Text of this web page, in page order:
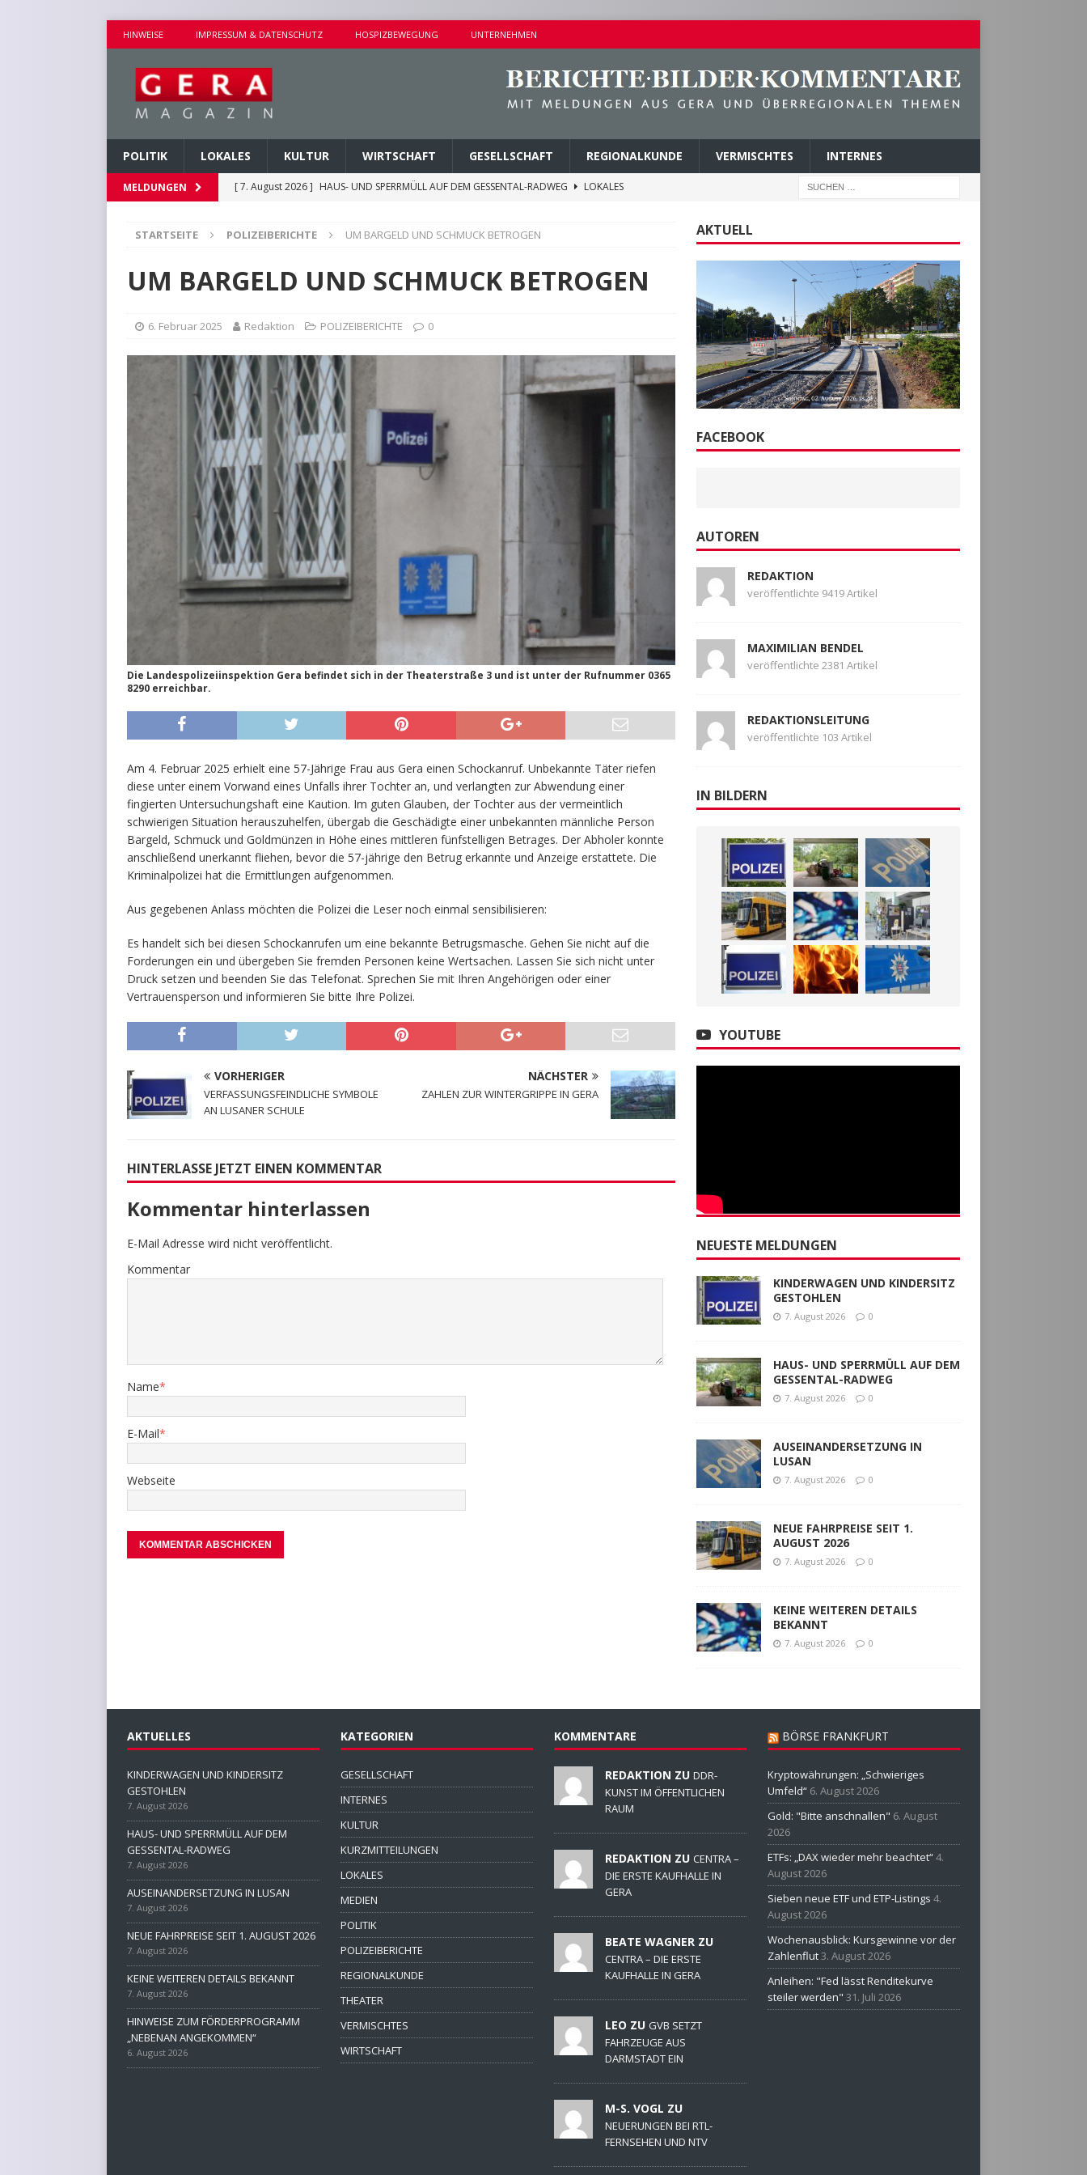
HINWEISE IMPRESSUM & DATENSCHUTZ HOSPIZBEWEGUNG UNTERNEHMEN
POLITIK LOKALES KULTUR WIRTSCHAFT GESELLSCHAFT REGIONALKUNDE VERMISCHTES INTERNES
MELDUNGEN [ 7. August 2026 ] HAUS- UND SPERRMÜLL AUF DEM GESSENTAL-RADWEG
LOKALES
[ 7. August 2026 ]
NEUE FAHRPREISE SEIT 1. AUGUST 2026
LOKALES
[ 7. August 2026 ] KEINE WEITEREN DETAILS BEKANNT
VERMISCHTES
STARTSEITE POLIZEIBERICHTE UM BARGELD UND SCHMUCK BETROGEN
UM BARGELD UND SCHMUCK BETROGEN
6. Februar 2025 Redaktion POLIZEIBERICHTE 0
Die Landespolizeiinspektion Gera befindet sich in der Theaterstraße 3 und ist unter der Rufnummer 0365
8290 erreichbar.
Am 4. Februar 2025 erhielt eine 57-Jährige Frau aus Gera einen Schockanruf. Unbekannte Täter riefen
diese unter einem Vorwand eines Unfalls ihrer Tochter an, und verlangten zur Abwendung einer
fingierten Untersuchungshaft eine Kaution. Im guten Glauben, der Tochter aus der vermeintlich
schwierigen Situation herauszuhelfen, übergab die Geschädigte einer unbekannten männliche Person
Bargeld, Schmuck und Goldmünzen in Höhe eines mittleren fünfstelligen Betrages. Der Abholer konnte
anschließend unerkannt fliehen, bevor die 57-jährige den Betrug erkannte und Anzeige erstattete. Die
Kriminalpolizei hat die Ermittlungen aufgenommen.
Aus gegebenen Anlass möchten die Polizei die Leser noch einmal sensibilisieren:
Es handelt sich bei diesen Schockanrufen um eine bekannte Betrugsmasche. Gehen Sie nicht auf die
Forderungen ein und übergeben Sie fremden Personen keine Wertsachen. Lassen Sie sich nicht unter
Druck setzen und beenden Sie das Telefonat. Sprechen Sie mit Ihren Angehörigen oder einer
Vertrauensperson und informieren Sie bitte Ihre Polizei.
VORHERIGER
VERFASSUNGSFEINDLICHE SYMBOLE
AN LUSANER SCHULE
NÄCHSTER
ZAHLEN ZUR WINTERGRIPPE IN GERA
HINTERLASSE JETZT EINEN KOMMENTAR
Kommentar hinterlassen
E-Mail Adresse wird nicht veröffentlicht.
Kommentar
Name*
E-Mail*
Webseite
AKTUELL
FACEBOOK
AUTOREN
REDAKTION
veröffentlichte 9419 Artikel
MAXIMILIAN BENDEL
veröffentlichte 2381 Artikel
REDAKTIONSLEITUNG
veröffentlichte 103 Artikel
IN BILDERN
YOUTUBE
NEUESTE MELDUNGEN
KINDERWAGEN UND KINDERSITZ
GESTOHLEN
7. August 2026 0
HAUS- UND SPERRMÜLL AUF DEM
GESSENTAL-RADWEG
7. August 2026 0
AUSEINANDERSETZUNG IN
LUSAN
7. August 2026 0
NEUE FAHRPREISE SEIT 1.
AUGUST 2026
7. August 2026 0
KEINE WEITEREN DETAILS
BEKANNT
7. August 2026 0
AKTUELLES
KINDERWAGEN UND KINDERSITZ
GESTOHLEN
7. August 2026
HAUS- UND SPERRMÜLL AUF DEM
GESSENTAL-RADWEG
7. August 2026
AUSEINANDERSETZUNG IN LUSAN
7. August 2026
NEUE FAHRPREISE SEIT 1. AUGUST 2026
7. August 2026
KEINE WEITEREN DETAILS BEKANNT
7. August 2026
HINWEISE ZUM FÖRDERPROGRAMM
„NEBENAN ANGEKOMMEN“
6. August 2026
KATEGORIEN
GESELLSCHAFT
INTERNES
KULTUR
KURZMITTEILUNGEN
LOKALES
MEDIEN
POLITIK
POLIZEIBERICHTE
REGIONALKUNDE
THEATER
VERMISCHTES
WIRTSCHAFT
KOMMENTARE
REDAKTION ZU DDR-
KUNST IM ÖFFENTLICHEN
RAUM
REDAKTION ZU CENTRA –
DIE ERSTE KAUFHALLE IN
GERA
BEATE WAGNER ZU
CENTRA – DIE ERSTE
KAUFHALLE IN GERA
LEO ZU GVB SETZT
FAHRZEUGE AUS
DARMSTADT EIN
M-S. VOGL ZU
NEUERUNGEN BEI RTL-
FERNSEHEN UND NTV
BÖRSE FRANKFURT
Kryptowährungen: „Schwieriges
Umfeld“ 6. August 2026
Gold: "Bitte anschnallen" 6. August
2026
ETFs: „DAX wieder mehr beachtet“4.
August 2026
Sieben neue ETF und ETP-Listings 4.
August 2026
Wochenausblick: Kursgewinne vor der
Zahlenflut3. August 2026
Anleihen: "Fed lässt Renditekurve
steiler werden" 31. Juli 2026